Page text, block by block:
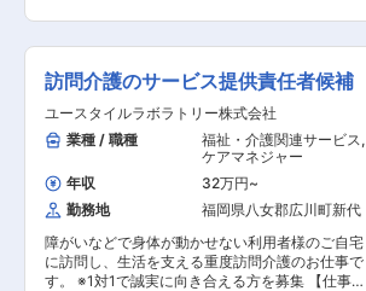
度ケア(歯磨き、お着換え 等) ・就寝中の体位交
換、痰吸引など ◇23:00～／ご利用者様就寝 ・
／ご利用者様起床 ◇8:00～／サービス記録、終
了 ・直行直帰OK ※担当する件数や、ご利用者様
によって時間・サービスは異なります。 ＊＊ こ
こがオススメ！！ ＊＊ 【POINT1：続けやすい
有給休暇や完全週休二日制といった待遇も充実し
ています！ 職場環境：たくさんの人を一度にケア
する施設とは違い、お一人に寄り添いゆったりと
したオシゴト。また、関わるのはご利用者さんが
メインなので人間関係で悩むこともありません。
給与：「今は良いけど将来を考えたら今の給与だ
しております！ ■見守り・対話：状態の変化に気
を配りながらの安全管理 ■生活介助： 家事援助
就寝・入浴・食事の介助など ■医療的ケア： た
んの吸引、経管栄養（胃ろう・腸ろう） など
※詳細は面談時にお伝えします ◎最初は先輩スタ
ッフが必ず同行し、業務の流れや注意点を徹底的
に指導します。未経験の方もプロとして成長でき
ます。
※日勤と夜勤月12回程度 ■見守り・対話：状態の
変化に気を配りながらの安全管理 ■生活介助：
家事援助（洗濯、掃除、料理など） ■身体介護：
起床・就寝・入浴・食事の介助など ■医療的ケ
ア： たんの吸引、経管栄養（胃ろう・腸ろう）
など ※詳細は面談時にお伝えします ◎最初は先
輩スタッフが必ず同行し、業務の流れや注意点を
徹底的に指導します。未経験の方もプロとして成
長できます。
訪問介護のサービス提供責任者候補
ユースタイルラボラトリー株式会社
業種 / 職種
福祉・介護関連サービス,
ケアマネジャー
年収
32万円~
勤務地
福岡県八女郡広川町新代
障がいなどで身体が動かせない利用者様のご自宅
に訪問し、生活を支える重度訪問介護のお仕事で
す。 ※1対1で誠実に向き合える方を募集 【仕事内